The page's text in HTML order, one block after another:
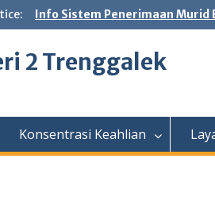
Info Sistem Penerimaan Murid
2 Trenggalek
Konsentrasi Keahlian